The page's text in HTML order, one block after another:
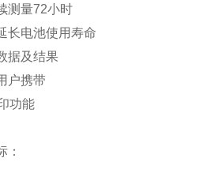
测量72小时
长电池使用寿命
据及结果
户携带
功能
：